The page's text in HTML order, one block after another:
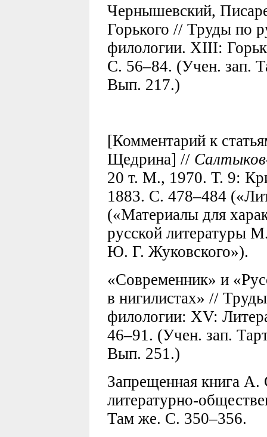
Чернышевский,
Горького // Труды по
филологии. XIII:
С. 56–84. (Учен. зап.
Вып. 217.)
[Комментарий к
Щедрина] //
20 т. М., 1970. Т. 9:
1883. С. 478–484
(«Материалы для
русской литературы
Ю. Г. Жуковского»).
«Современник» и
в нигилистах» //
филологии: XV:
46–91. (Учен. зап.
Вып. 251.)
Запрещенная книга
литературно-
Там же. С. 350–356.